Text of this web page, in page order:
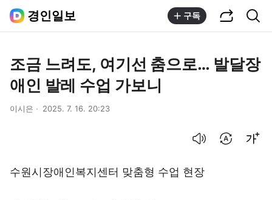
경인일보 구독
조금 느려도, 여기선 춤으로… 발달장
애인 발레 수업 가보니
이시은 2025. 7. 16. 20:23
수원시장애인복지센터 맞춤형 수업 현장